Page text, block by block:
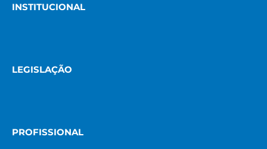
INSTITUCIONAL
LEGISLAÇÃO
PROFISSIONAL